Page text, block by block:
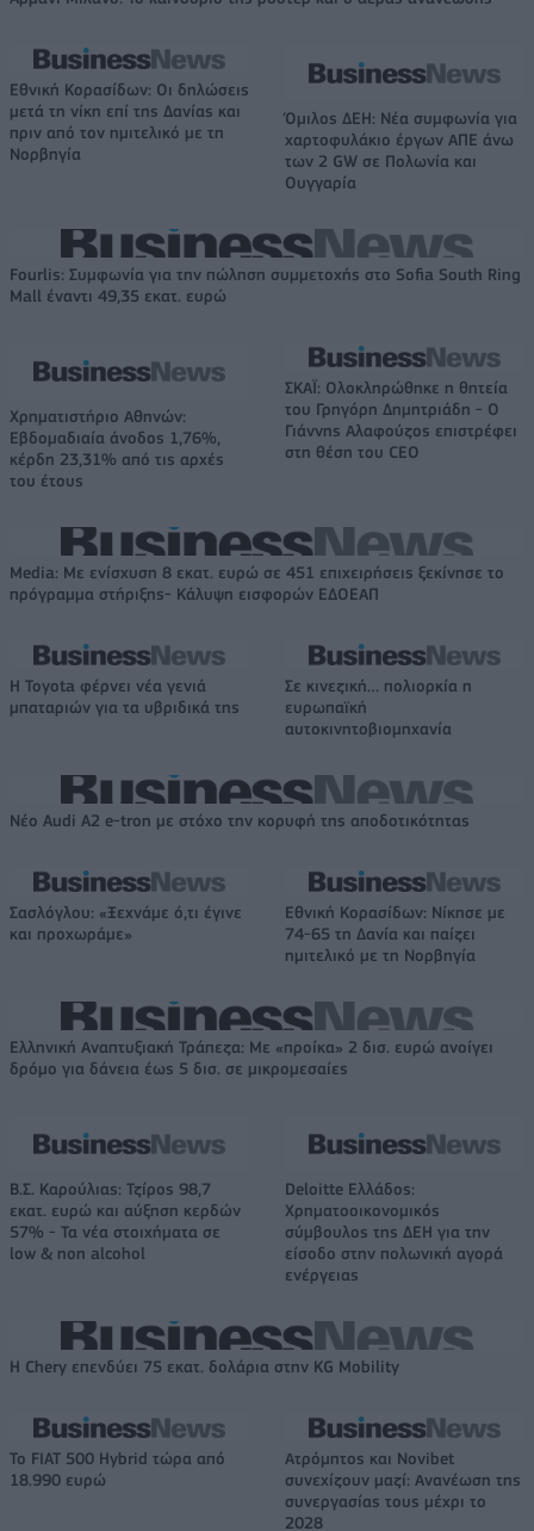
Εθνική Κορασίδων: Οι δηλώσεις
μετά τη νίκη επί της Δανίας και
πριν από τον ημιτελικό με τη
Νορβηγία
Όμιλος ΔΕΗ: Νέα συμφωνία για
χαρτοφυλάκιο έργων ΑΠΕ άνω
των 2 GW σε Πολωνία και
Ουγγαρία
Fourlis: Συμφωνία για την πώληση συμμετοχής στο Sofia South Ring
Mall έναντι 49,35 εκατ. ευρώ
Χρηματιστήριο Αθηνών:
Εβδομαδιαία άνοδος 1,76%,
κέρδη 23,31% από τις αρχές
του έτους
ΣΚΑΪ: Ολοκληρώθηκε η θητεία
του Γρηγόρη Δημητριάδη - Ο
Γιάννης Αλαφούζος επιστρέφει
στη θέση του CEO
Media: Με ενίσχυση 8 εκατ. ευρώ σε 451 επιχειρήσεις ξεκίνησε το
πρόγραμμα στήριξης- Κάλυψη εισφορών ΕΔΟΕΑΠ
Η Toyota φέρνει νέα γενιά
μπαταριών για τα υβριδικά της
Σε κινεζική… πολιορκία η
ευρωπαϊκή
αυτοκινητοβιομηχανία
Νέο Audi A2 e-tron με στόχο την κορυφή της αποδοτικότητας
Σασλόγλου: «Ξεχνάμε ό,τι έγινε
και προχωράμε»
Εθνική Κορασίδων: Νίκησε με
74-65 τη Δανία και παίζει
ημιτελικό με τη Νορβηγία
Ελληνική Αναπτυξιακή Τράπεζα: Με «προίκα» 2 δισ. ευρώ ανοίγει
δρόμο για δάνεια έως 5 δισ. σε μικρομεσαίες
Β.Σ. Καρούλιας: Τζίρος 98,7
εκατ. ευρώ και αύξηση κερδών
57% - Τα νέα στοιχήματα σε
low & non alcohol
Deloitte Ελλάδος:
Χρηματοοικονομικός
σύμβουλος της ΔΕΗ για την
είσοδο στην πολωνική αγορά
ενέργειας
Η Chery επενδύει 75 εκατ. δολάρια στην KG Mobility
Το FIAT 500 Hybrid τώρα από
18.990 ευρώ
Ατρόμητος και Novibet
συνεχίζουν μαζί: Ανανέωση της
συνεργασίας τους μέχρι το
2028